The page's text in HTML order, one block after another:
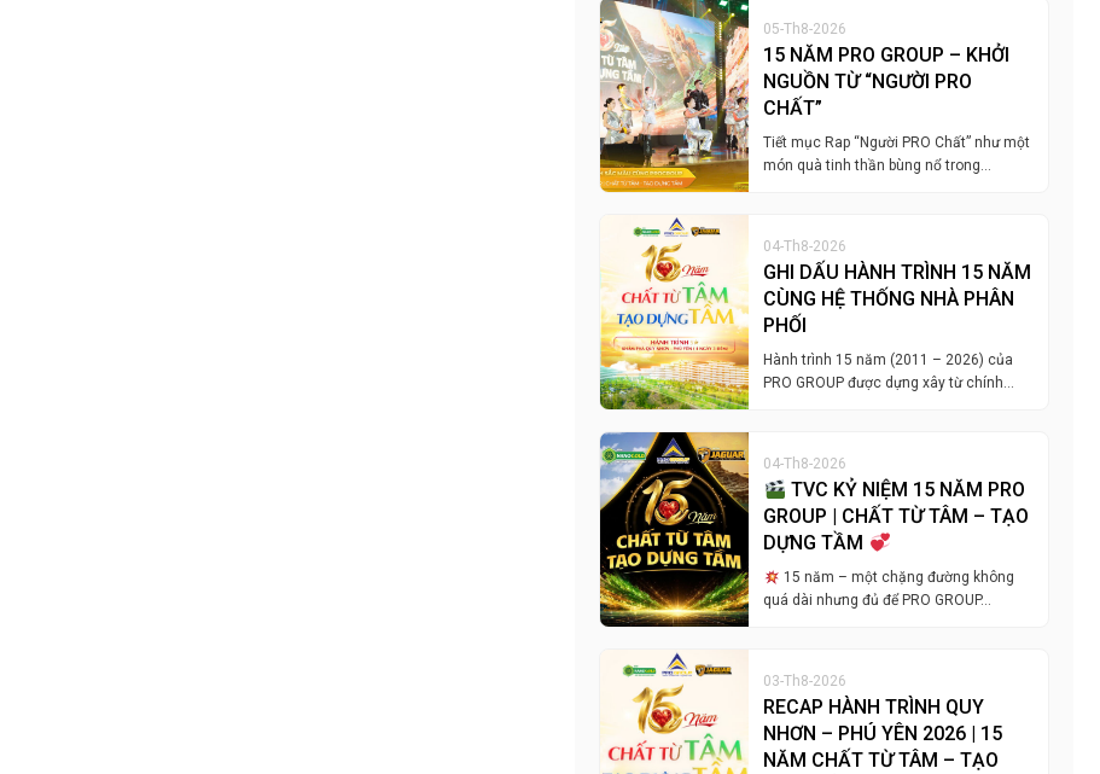
05-Th8-2026
15 NĂM PRO GROUP – KHỞI
NGUỒN TỪ “NGƯỜI PRO
CHẤT”
Tiết mục Rap “Người PRO Chất” như một
món quà tinh thần bùng nổ trong…
04-Th8-2026
GHI DẤU HÀNH TRÌNH 15 NĂM
CÙNG HỆ THỐNG NHÀ PHÂN
PHỐI
Hành trình 15 năm (2011 – 2026) của
PRO GROUP được dựng xây từ chính…
04-Th8-2026
TVC KỶ NIỆM 15 NĂM PRO
GROUP | CHẤT TỪ TÂM – TẠO
DỰNG TẦM
15 năm – một chặng đường không
quá dài nhưng đủ để PRO GROUP…
03-Th8-2026
RECAP HÀNH TRÌNH QUY
NHƠN – PHÚ YÊN 2026 | 15
NĂM CHẤT TỪ TÂM – TẠO